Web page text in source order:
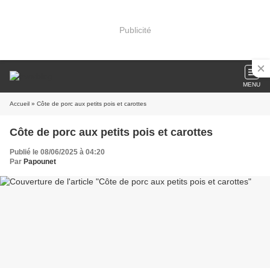
Publicité
MENU
Accueil » Côte de porc aux petits pois et carottes
Côte de porc aux petits pois et carottes
Publié le 08/06/2025 à 04:20
Par Papounet